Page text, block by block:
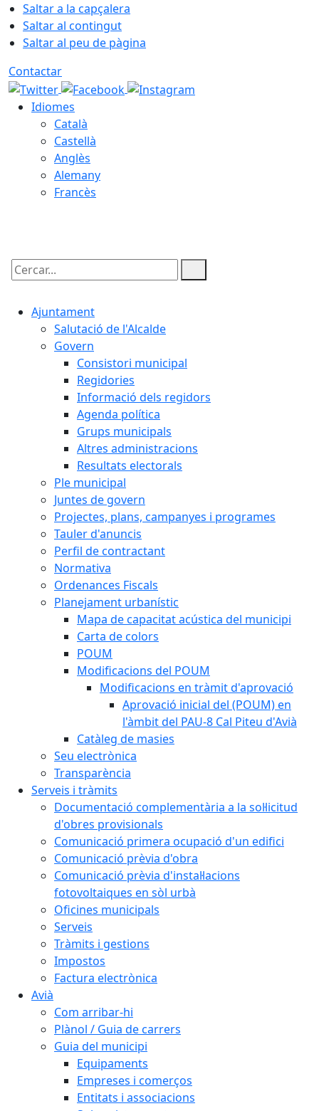
Saltar a la capçalera
Saltar al contingut
Saltar al peu de pàgina
Contactar
Idiomes
Català
Castellà
Anglès
Alemany
Francès
Cercar:
Ajuntament
Salutació de l'Alcalde
Govern
Consistori municipal
Regidories
Informació dels regidors
Agenda política
Grups municipals
Altres administracions
Resultats electorals
Ple municipal
Juntes de govern
Projectes, plans, campanyes i programes
Tauler d'anuncis
Perfil de contractant
Normativa
Ordenances Fiscals
Planejament urbanístic
Mapa de capacitat acústica del municipi
Carta de colors
POUM
Modificacions del POUM
Modificacions en tràmit d'aprovació
Aprovació inicial del (POUM) en
l'àmbit del PAU-8 Cal Piteu d'Avià
Catàleg de masies
Seu electrònica
Transparència
Serveis i tràmits
Documentació complementària a la sol·licitud
d'obres provisionals
Comunicació primera ocupació d'un edifici
Comunicació prèvia d'obra
Comunicació prèvia d'instal·lacions
fotovoltaiques en sòl urbà
Oficines municipals
Serveis
Tràmits i gestions
Impostos
Factura electrònica
Avià
Com arribar-hi
Plànol / Guia de carrers
Guia del municipi
Equipaments
Empreses i comerços
Entitats i associacions